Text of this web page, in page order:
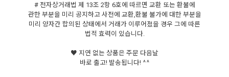
# 전자상거래법 제 13조 2항 6호에 따르면 교환 또는 환불에
관한 부분을 미리 공지하고 사전에 교환,환불 불가에 대한 부분을
미리 양자간 합의된 상태에서 거래가 이루어졌을 경우 그에 따른
법적 효력이 있습니다.
♥ 지연 없는 상품은 주문 다음날
바로 출고! 발송됩니다! ^^